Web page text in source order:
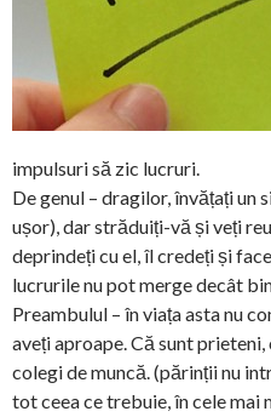
impulsuri să zic lucruri.
De genul – dragilor, învățați un
ușor), dar străduiți-vă și veți
deprindeți cu el, îl credeți și
lucrurile nu pot merge decât
Preambulul – în viața asta nu
aveți aproape. Că sunt
colegi de muncă. (părinții nu
tot ceea ce trebuie, în cele mai